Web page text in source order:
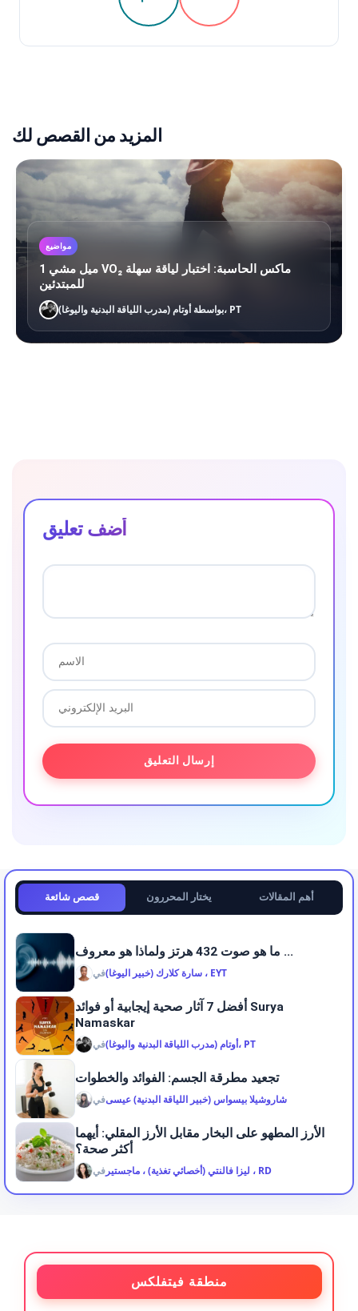
المزيد من القصص لك
مواضيع
1 ميل مشي VO₂ ماكس الحاسبة: اختبار لياقة سهلة
للمبتدئين
بواسطة أوتام (مدرب اللياقة البدنية واليوغا)، PT
أضف تعليق
قصص شائعة يختار المحررون أهم المقالات
ما هو صوت 432 هرتز ولماذا هو معروف ...
في سارة كلارك (خبير اليوغا) ، EYT
أفضل 7 آثار صحية إيجابية أو فوائد Surya
Namaskar
في أوتام (مدرب اللياقة البدنية واليوغا)، PT
تجعيد مطرقة الجسم: الفوائد والخطوات
فيشاروشيلا بيسواس (خبير اللياقة البدنية) عيسى
الأرز المطهو على البخار مقابل الأرز المقلي: أيهما
أكثر صحة؟
في ليزا فالنتي (أخصائي تغذية) ، ماجستير ، RD
منطقة فيتفلكس